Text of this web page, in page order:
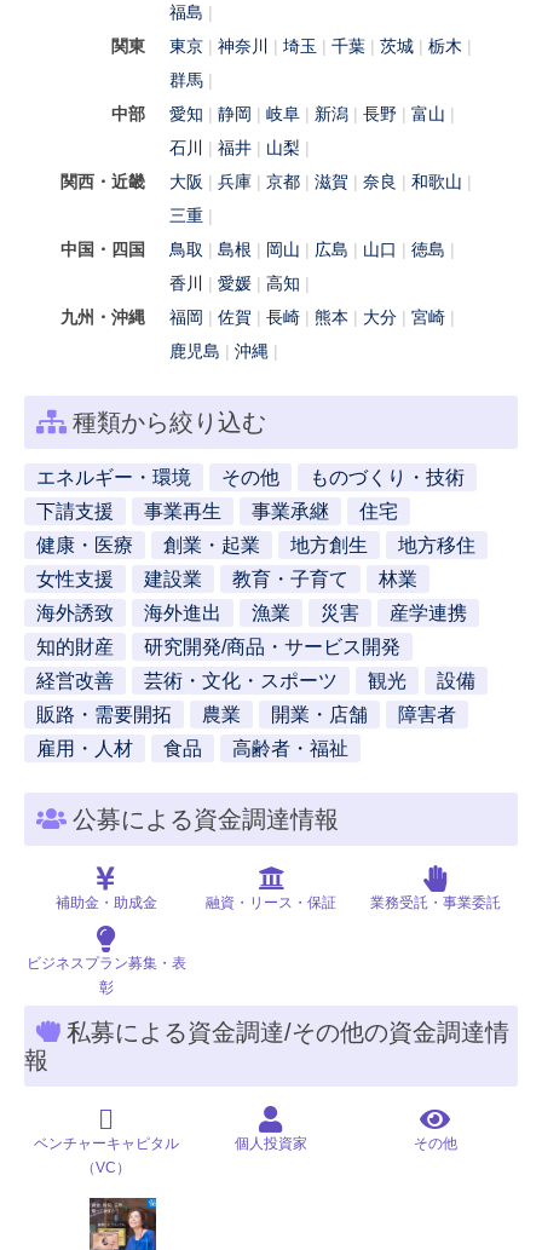
福島
関東
東京 神奈川 埼玉 千葉 茨城
栃木
群馬
中部
愛知 静岡 岐阜 新潟 長野
富山
石川
福井
山梨
関西・近畿
大阪 兵庫 京都 滋賀 奈良
和歌山
三重
中国・四国
鳥取 島根 岡山 広島 山口
徳島
香川
愛媛
高知
九州・沖縄
福岡 佐賀 長崎 熊本 大分
宮崎
鹿児島
沖縄
種類から絞り込む
エネルギー・環境 その他
ものづくり・技術
下請支援
事業再生 事業承継
住宅
健康・医療
創業・起業 地方創生
地方移住
女性支援
建設業 教育・子育て
林業
海外誘致
海外進出 漁業 災害
産学連携
知的財産
研究開発/商品・サービス開発
経営改善
芸術・文化・スポーツ 観光
設備
販路・需要開拓
農業 開業・店舗
障害者
雇用・人材
食品 高齢者・福祉
公募による資金調達情報
補助金・助成金 融資・リース・保証 業務受託・事業委託
ビジネスプラン募集・表
彰
私募による資金調達/その他の資金調達情
報
ベンチャーキャピタル
（VC）
個人投資家 その他